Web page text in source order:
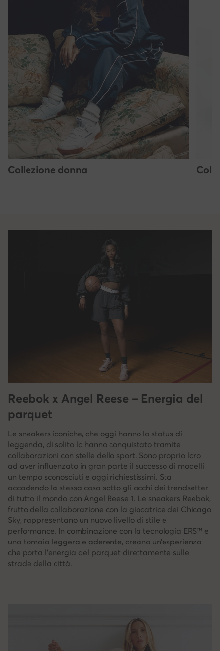
Collezione donna
Reebok x Angel Reese – Energia del
parquet
Le sneakers iconiche, che oggi hanno lo status di
leggenda, di solito lo hanno conquistato tramite
collaborazioni con stelle dello sport. Sono proprio loro
ad aver influenzato in gran parte il successo di modelli
un tempo sconosciuti e oggi richiestissimi. Sta
accadendo la stessa cosa sotto gli occhi dei trendsetter
di tutto il mondo con Angel Reese 1. Le sneakers Reebok,
frutto della collaborazione con la giocatrice dei Chicago
Sky, rappresentano un nuovo livello di stile e
performance. In combinazione con la tecnologia ERS™ e
una tomaia leggera e aderente, creano un’esperienza
che porta l’energia del parquet direttamente sulle
strade della città.